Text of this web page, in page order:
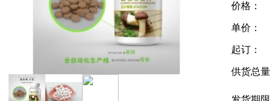
价格：
单价：
起订：
供货总量